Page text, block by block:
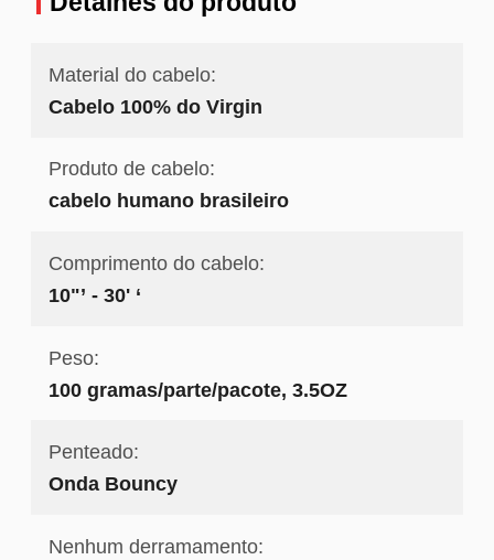
Material do cabelo:
Cabelo 100% do Virgin
Produto de cabelo:
cabelo humano brasileiro
Comprimento do cabelo:
10"’ - 30' ‘
Peso:
100 gramas/parte/pacote, 3.5OZ
Penteado:
Onda Bouncy
Nenhum derramamento: